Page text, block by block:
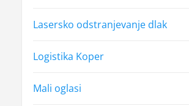
Lasersko odstranjevanje dlak
Logistika Koper
Mali oglasi